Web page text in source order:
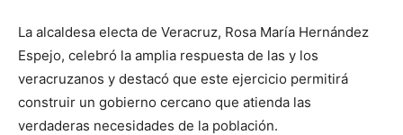
La alcaldesa electa de Veracruz, Rosa María Hernández
Espejo, celebró la amplia respuesta de las y los
veracruzanos y destacó que este ejercicio permitirá
construir un gobierno cercano que atienda las
verdaderas necesidades de la población.